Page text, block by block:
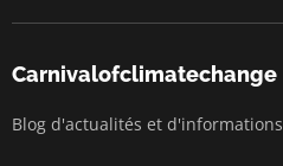
Carnivalofclimatechange
Blog d'actualités et d'informations